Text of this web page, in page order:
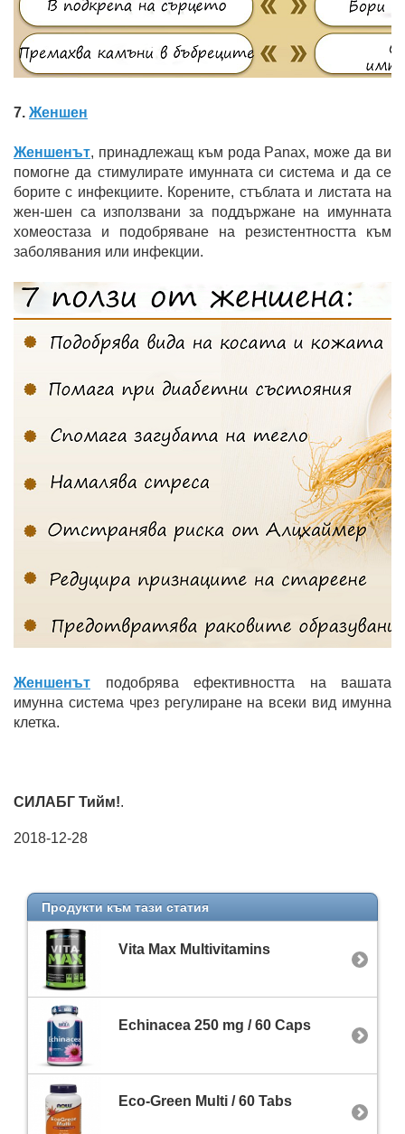
7. Женшен
Женшенът, принадлежащ към рода Panax, може да ви
помогне да стимулирате имунната си система и да се
борите с инфекциите. Корените, стъблата и листата на
жен-шен са използвани за поддържане на имунната
хомеостаза и подобряване на резистентността към
заболявания или инфекции.
Женшенът подобрява ефективността на вашата
имунна система чрез регулиране на всеки вид имунна
клетка.
СИЛАБГ Тийм!.
2018-12-28
Продукти към тази статия
Vita Max Multivitamins
Echinacea 250 mg / 60 Caps
Eco-Green Multi / 60 Tabs